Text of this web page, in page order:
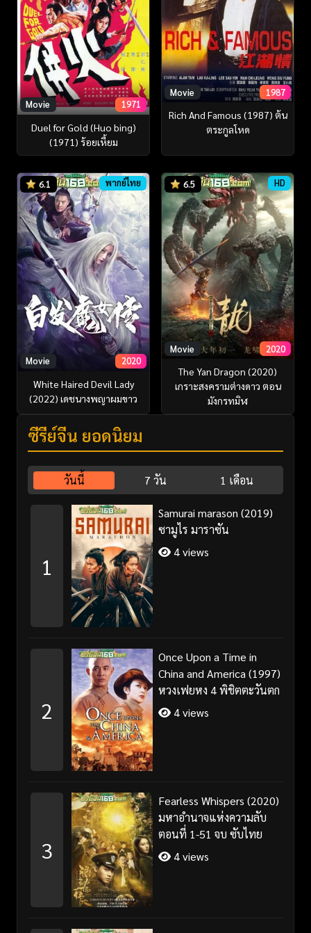
Movie 1971
Duel for Gold (Huo bing)
(1971) ร้อยเหี้ยม
Movie 1987
Rich And Famous (1987) ต้น
ตระกูลโหด
6.1 พากย์ไทย
Movie 2020
White Haired Devil Lady
(2022) เดชนางพญาผมขาว
6.5 HD
Movie 2020
The Yan Dragon (2020)
เกราะสงครามต่างดาว ตอน
มังกรทมิฬ
ซีรี่ย์จีน ยอดนิยม
วันนี้ 7 วัน 1 เดือน
1
Samurai marason (2019)
ซามูไร มาราซัน
4 views
2
Once Upon a Time in
China and America (1997)
หวงเฟยหง 4 พิชิตตะวันตก
4 views
3
Fearless Whispers (2020)
มหาอำนาจแห่งความลับ
ตอนที่ 1-51 จบ ซับไทย
4 views